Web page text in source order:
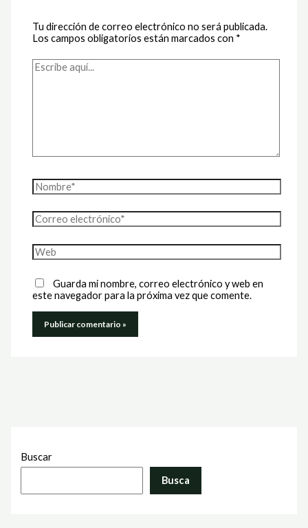
Tu dirección de correo electrónico no será publicada.
Los campos obligatorios están marcados con *
Escribe
Nombre*
Correo
electrónico*
Web
Guarda mi nombre, correo electrónico y web en
este navegador para la próxima vez que comente.
Buscar
Busca